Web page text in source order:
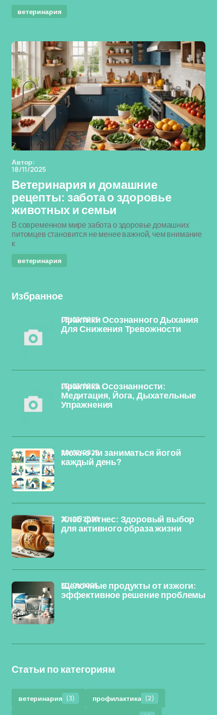
ветеринария
Автор:
18/11/2025
Ветеринария и домашние
рецепты: забота о здоровье
животных и семьи
В современном мире забота о здоровье домашних
питомцев становится не менее важной, чем внимание
к
ветеринария
Избранное
Практики Осознанного Дыхания
Для Снижения Тревожности
03/03/2025
Практика Осознанности:
Медитация, Йога, Дыхательные
Упражнения
02/03/2025
Можно ли заниматься йогой
каждый день?
20/02/2025
Хлеб фитнес: Здоровый выбор
для активного образа жизни
20/02/2025
Щелочные продукты от изжоги:
эффективное решение проблемы
30/01/2025
Статьи по категориям
ветеринария (3) профилактика (2)